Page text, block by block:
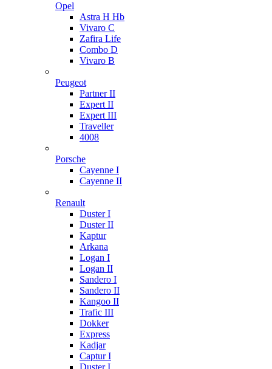
Opel
Astra H Hb
Vivaro C
Zafira Life
Combo D
Vivaro B
Peugeot
Partner II
Expert II
Expert III
Traveller
4008
Porsche
Cayenne I
Cayenne II
Renault
Duster I
Duster II
Kaptur
Arkana
Logan I
Logan II
Sandero I
Sandero II
Kangoo II
Trafic III
Dokker
Express
Kadjar
Captur I
Duster I,